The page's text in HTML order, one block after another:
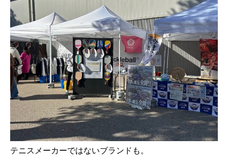
テニスメーカーではないブランドも。